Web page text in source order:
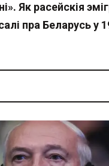
Як расейскія
пра Беларусь у